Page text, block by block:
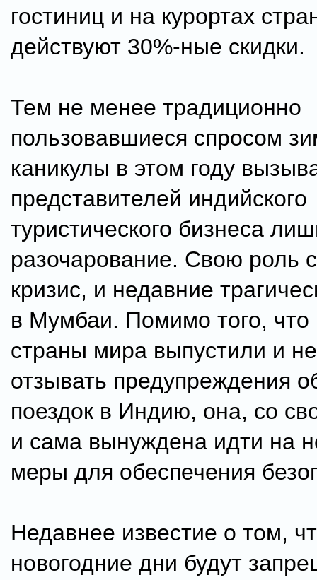
гостиниц и на курортах
действуют 30%-ные скидки.
Тем не менее традиционно
пользовавшиеся спросом
каникулы в этом году
представителей индийского
туристического бизнеса
разочарование. Свою роль
кризис, и недавние
в Мумбаи. Помимо того, что
страны мира выпустили и
отзывать предупреждения
поездок в Индию, она, со
и сама вынуждена идти на
меры для обеспечения
Недавнее известие о том,
новогодние дни будут